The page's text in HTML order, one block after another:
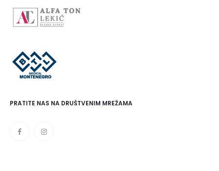
PRATITE NAS NA DRUŠTVENIM MREŽAMA